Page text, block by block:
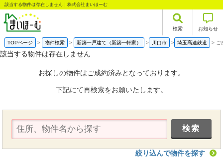
該当する物件は存在しません｜株式会社まいほーむ
検索 お知らせ
TOPページ 物件検索 新築一戸建て（新築一軒家） 川口市 埼玉高速鉄道 ご
該当する物件は存在しません
お探しの物件はご成約済みとなっております。
下記にて再検索をお願いたします。
絞り込んで物件を探す